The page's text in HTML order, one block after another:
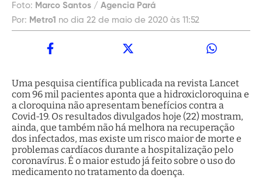
Foto: Marco Santos / Agencia Pará
Por: Metro1 no dia 22 de maio de 2020 às 11:52
Uma pesquisa científica publicada na revista Lancet
com 96 mil pacientes aponta que a hidroxicloroquina e
a cloroquina não apresentam benefícios contra a
Covid-19. Os resultados divulgados hoje (22) mostram,
ainda, que também não há melhora na recuperação
dos infectados, mas existe um risco maior de morte e
problemas cardíacos durante a hospitalização pelo
coronavírus. É o maior estudo já feito sobre o uso do
medicamento no tratamento da doença.